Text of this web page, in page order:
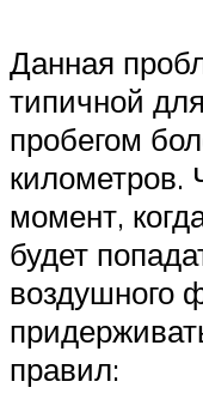
Данная
типичной
пробегом
километров.
момент,
будет
воздушного
правил: